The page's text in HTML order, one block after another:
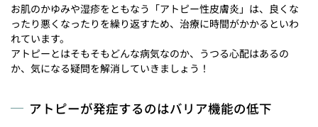
お肌のかゆみや湿疹をともなう「アトピー性皮膚炎」は、良くな
ったり悪くなったりを繰り返すため、治療に時間がかかるといわ
れています。
アトピーとはそもそもどんな病気なのか、うつる心配はあるの
か、気になる疑問を解消していきましょう！
アトピーが発症するのはバリア機能の低下